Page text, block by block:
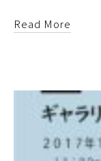
Read More